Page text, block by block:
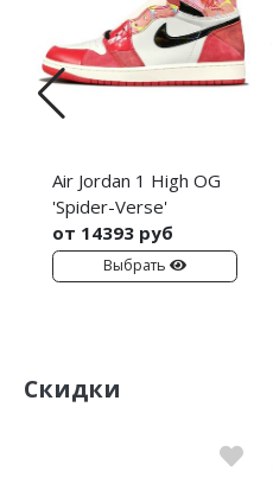
Air Jordan 1 High OG
'Spider-Verse'
от 14393 руб
Выбрать
Скидки
Nike Book
Nike LeBron
Nike Kyrie
Nike Freak
Nike KD
Nike PG